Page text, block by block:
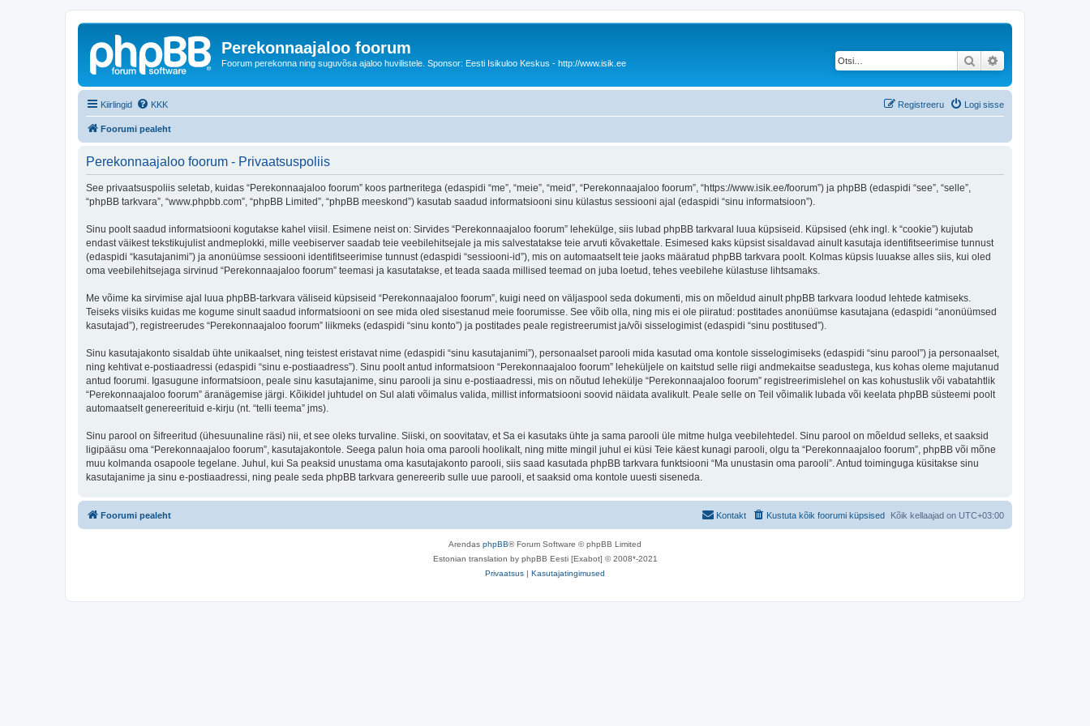
Perekonnaajaloo foorum
Foorum perekonna ning suguvõsa ajaloo huvilistele. Sponsor: Eesti Isikuloo Keskus - http://www.isik.ee Otsi
Kiirlingid KKK Logi sisse
Registreeru
Foorumi pealeht
Perekonnaajaloo foorum - Privaatsuspoliis
See privaatsuspoliis seletab, kuidas “Perekonnaajaloo foorum” koos partneritega (edaspidi “me”, “meie”, “meid”, “Perekonnaajaloo foorum”, “https://www.isik.ee/foorum”) ja phpBB (edaspidi “see”, “selle”,
“phpBB tarkvara”, “www.phpbb.com”, “phpBB Limited”, “phpBB meeskond”) kasutab saadud informatsiooni sinu külastus sessiooni ajal (edaspidi “sinu informatsioon”).
Sinu poolt saadud informatsiooni kogutakse kahel viisil. Esimene neist on: Sirvides “Perekonnaajaloo foorum” lehekülge, siis lubad phpBB tarkvaral luua küpsiseid. Küpsised (ehk ingl. k “cookie”) kujutab
endast väikest tekstikujulist andmeplokki, mille veebiserver saadab teie veebilehitsejale ja mis salvestatakse teie arvuti kõvakettale. Esimesed kaks küpsist sisaldavad ainult kasutaja identifitseerimise tunnust
(edaspidi “kasutajanimi”) ja anonüümse sessiooni identifitseerimise tunnust (edaspidi “sessiooni-id”), mis on automaatselt teie jaoks määratud phpBB tarkvara poolt. Kolmas küpsis luuakse alles siis, kui oled
oma veebilehitsejaga sirvinud “Perekonnaajaloo foorum” teemasi ja kasutatakse, et teada saada millised teemad on juba loetud, tehes veebilehe külastuse lihtsamaks.
Me võime ka sirvimise ajal luua phpBB-tarkvara väliseid küpsiseid “Perekonnaajaloo foorum”, kuigi need on väljaspool seda dokumenti, mis on mõeldud ainult phpBB tarkvara loodud lehtede katmiseks.
Teiseks viisiks kuidas me kogume sinult saadud informatsiooni on see mida oled sisestanud meie foorumisse. See võib olla, ning mis ei ole piiratud: postitades anonüümse kasutajana (edaspidi “anonüümsed
kasutajad”), registreerudes “Perekonnaajaloo foorum” liikmeks (edaspidi “sinu konto”) ja postitades peale registreerumist ja/või sisselogimist (edaspidi “sinu postitused”).
Sinu kasutajakonto sisaldab ühte unikaalset, ning teistest eristavat nime (edaspidi “sinu kasutajanimi”), personaalset parooli mida kasutad oma kontole sisselogimiseks (edaspidi “sinu parool”) ja personaalset,
ning kehtivat e-postiaadressi (edaspidi “sinu e-postiaadress”). Sinu poolt antud informatsioon “Perekonnaajaloo foorum” leheküljele on kaitstud selle riigi andmekaitse seadustega, kus kohas oleme majutanud
antud foorumi. Igasugune informatsioon, peale sinu kasutajanime, sinu parooli ja sinu e-postiaadressi, mis on nõutud lehekülje “Perekonnaajaloo foorum” registreerimislehel on kas kohustuslik või vabatahtlik
“Perekonnaajaloo foorum” äranägemise järgi. Kõikidel juhtudel on Sul alati võimalus valida, millist informatsiooni soovid näidata avalikult. Peale selle on Teil võimalik lubada või keelata phpBB süsteemi poolt
automaatselt genereerituid e-kirju (nt. “telli teema” jms).
Sinu parool on šifreeritud (ühesuunaline räsi) nii, et see oleks turvaline. Siiski, on soovitatav, et Sa ei kasutaks ühte ja sama parooli üle mitme hulga veebilehtedel. Sinu parool on mõeldud selleks, et saaksid
ligipääsu oma “Perekonnaajaloo foorum”, kasutajakontole. Seega palun hoia oma parooli hoolikalt, ning mitte mingil juhul ei küsi Teie käest kunagi parooli, olgu ta “Perekonnaajaloo foorum”, phpBB või mõne
muu kolmanda osapoole tegelane. Juhul, kui Sa peaksid unustama oma kasutajakonto parooli, siis saad kasutada phpBB tarkvara funktsiooni “Ma unustasin oma parooli”. Antud toiminguga küsitakse sinu
kasutajanime ja sinu e-postiaadressi, ning peale seda phpBB tarkvara genereerib sulle uue parooli, et saaksid oma kontole uuesti siseneda.
Foorumi pealeht Kõik kellaajad on UTC+03:00
Kustuta kõik foorumi küpsised
Kontakt
Arendas phpBB® Forum Software © phpBB Limited
Estonian translation by phpBB Eesti [Exabot] © 2008*-2021
Privaatsus | Kasutajatingimused